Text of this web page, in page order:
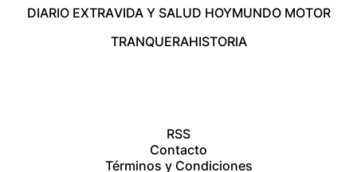
DIARIO EXTRAVIDA Y SALUD HOYMUNDO MOTOR
TRANQUERAHISTORIA
RSS
Contacto
Términos y Condiciones